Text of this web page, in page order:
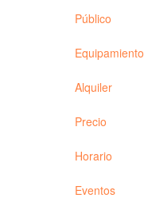
Público
Equipamiento
Alquiler
Precio
Horario
Eventos